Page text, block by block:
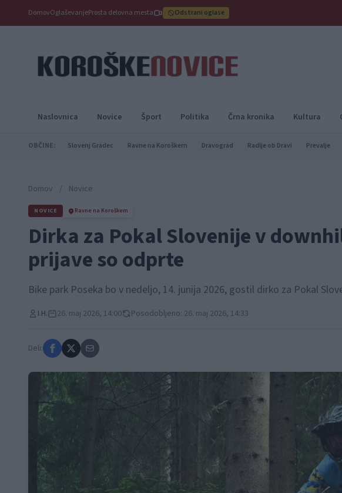
DomovOglaševanjeProsta delovna mesta Odstrani oglase
Naslovnica Novice Šport Politika Črna kronika Kultura
OBČINE: Slovenj Gradec Ravne na Koroškem Dravograd Radlje ob Dravi Prevalje
Domov / Novice
NOVICE Ravne na Koroškem
Dirka za Pokal Slovenije v
prijave so odprte
Bike park Poseka bo v nedeljo, 14. junija 2026, gostil dirko za Pokal
I.H. 26. maj 2026, 14:00 Posodobljeno: 26. maj 2026, 14:33
Deli: